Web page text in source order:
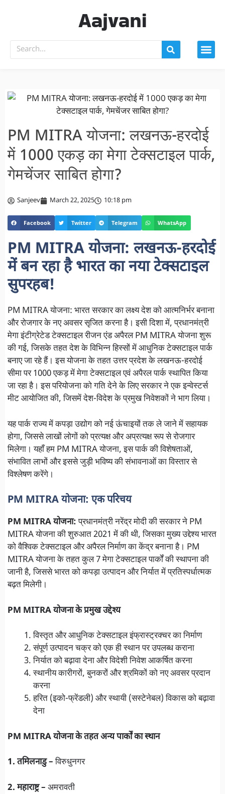
Aajvani
PM MITRA योजना: लखनऊ-हरदोई
में 1000 एकड़ का मेगा टेक्सटाइल पार्क,
गेमचेंजर साबित होगा?
Sanjeev March 22, 2025 10:18 pm
Facebook Twitter Telegram WhatsApp
PM MITRA योजना: लखनऊ-हरदोई
में बन रहा है भारत का नया टेक्सटाइल
सुपरहब!
PM MITRA योजना: भारत सरकार का लक्ष्य देश को आत्मनिर्भर बनाना
और रोजगार के नए अवसर सृजित करना है। इसी दिशा में, प्रधानमंत्री
मेगा इंटीग्रेटेड टेक्सटाइल रीजन एंड अपैरल PM MITRA योजना शुरू
की गई, जिसके तहत देश के विभिन्न हिस्सों में आधुनिक टेक्सटाइल पार्क
बनाए जा रहे हैं। इस योजना के तहत उत्तर प्रदेश के लखनऊ-हरदोई
सीमा पर 1000 एकड़ में मेगा टेक्सटाइल एवं अपैरल पार्क स्थापित किया
जा रहा है। इस परियोजना को गति देने के लिए सरकार ने एक इन्वेस्टर्स
मीट आयोजित की, जिसमें देश-विदेश के प्रमुख निवेशकों ने भाग लिया।
यह पार्क राज्य में कपड़ा उद्योग को नई ऊंचाइयों तक ले जाने में सहायक
होगा, जिससे लाखों लोगों को प्रत्यक्ष और अप्रत्यक्ष रूप से रोजगार
मिलेगा। यहाँ हम PM MITRA योजना, इस पार्क की विशेषताओं,
संभावित लाभों और इससे जुड़ी भविष्य की संभावनाओं का विस्तार से
विश्लेषण करेंगे।
PM MITRA योजना: एक परिचय
PM MITRA योजना:प्रधानमंत्री नरेंद्र मोदी की सरकार ने PM
MITRA योजना की शुरुआत 2021 में की थी, जिसका मुख्य उद्देश्य भारत
को वैश्विक टेक्सटाइल और अपैरल निर्माण का केंद्र बनाना है। PM
MITRA योजना के तहत कुल 7 मेगा टेक्सटाइल पार्कों की स्थापना की
जानी है, जिससे भारत को कपड़ा उत्पादन और निर्यात में प्रतिस्पर्धात्मक
बढ़त मिलेगी।
PM MITRA योजना के प्रमुख उद्देश्य
विस्तृत और आधुनिक टेक्सटाइल इंफ्रास्ट्रक्चर का निर्माण
संपूर्ण उत्पादन चक्र को एक ही स्थान पर उपलब्ध कराना
निर्यात को बढ़ावा देना और विदेशी निवेश आकर्षित करना
स्थानीय कारीगरों, बुनकरों और श्रमिकों को नए अवसर प्रदान
करना
हरित (इको-फ्रेंडली) और स्थायी (सस्टेनेबल) विकास को बढ़ावा
देना
PM MITRA योजना के तहत अन्य पार्कों का स्थान
1. तमिलनाडु –विरुधुनगर
2. महाराष्ट्र – अमरावती